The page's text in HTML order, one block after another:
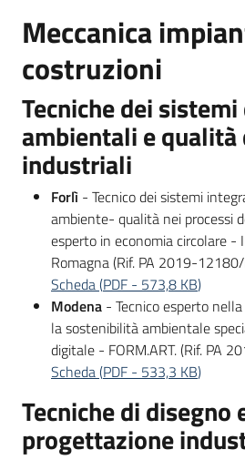
Meccanica
costruzioni
Tecniche dei
ambientali e qualità
industriali
Forlì - Tecnico dei sistemi
ambiente- qualità nei processi
esperto in economia circolare -
Romagna (Rif. PA 2019-
Scheda(PDF - 573,8 KB)
Modena - Tecnico esperto
la sostenibilità ambientale
digitale - FORM.ART. (Rif. PA
Scheda(PDF - 533,3 KB)
Tecniche di disegno
progettazione